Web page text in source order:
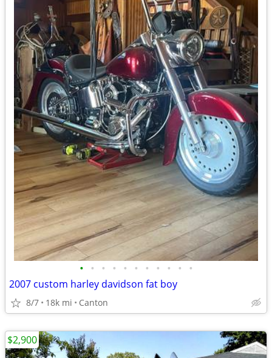
• • • • • • • • • • •
2007 custom harley davidson fat boy
8/7 18k mi Canton
$2,900